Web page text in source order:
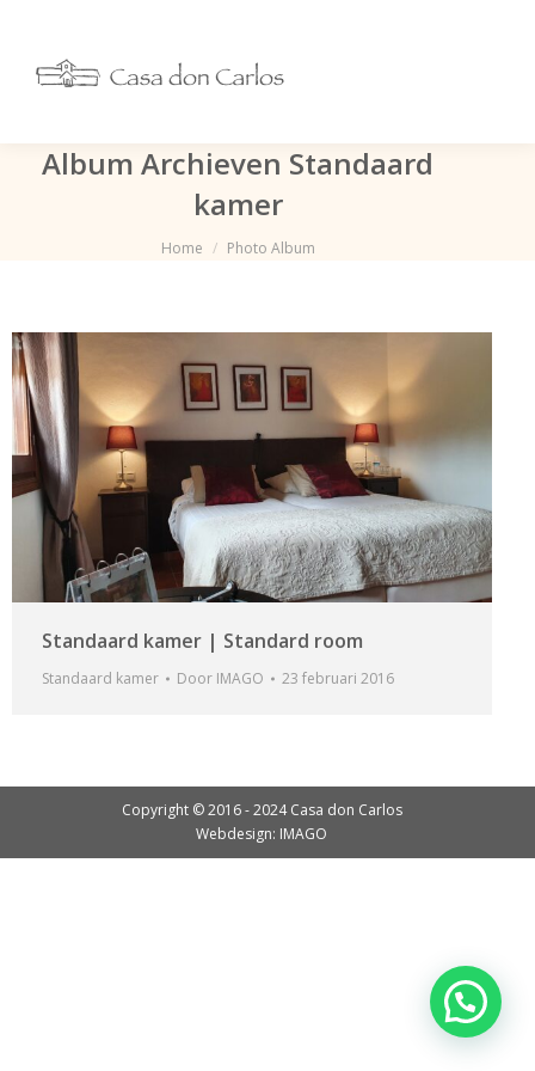
Album Archieven Standaard
kamer
Je bent hier:
Home Photo Album
Standaard kamer | Standard room
Standaard kamer Door IMAGO 23 februari 2016
Copyright © 2016 - 2024 Casa don Carlos
Webdesign: IMAGO